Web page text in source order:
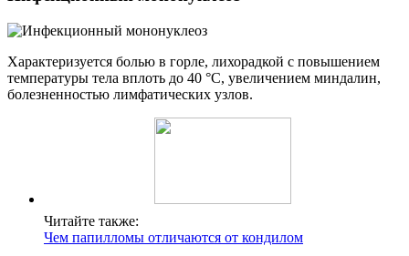
Характеризуется болью в горле, лихорадкой с повышением
температуры тела вплоть до 40 °С, увеличением миндалин,
болезненностью лимфатических узлов.
Читайте также:
Чем папилломы отличаются от кондилом